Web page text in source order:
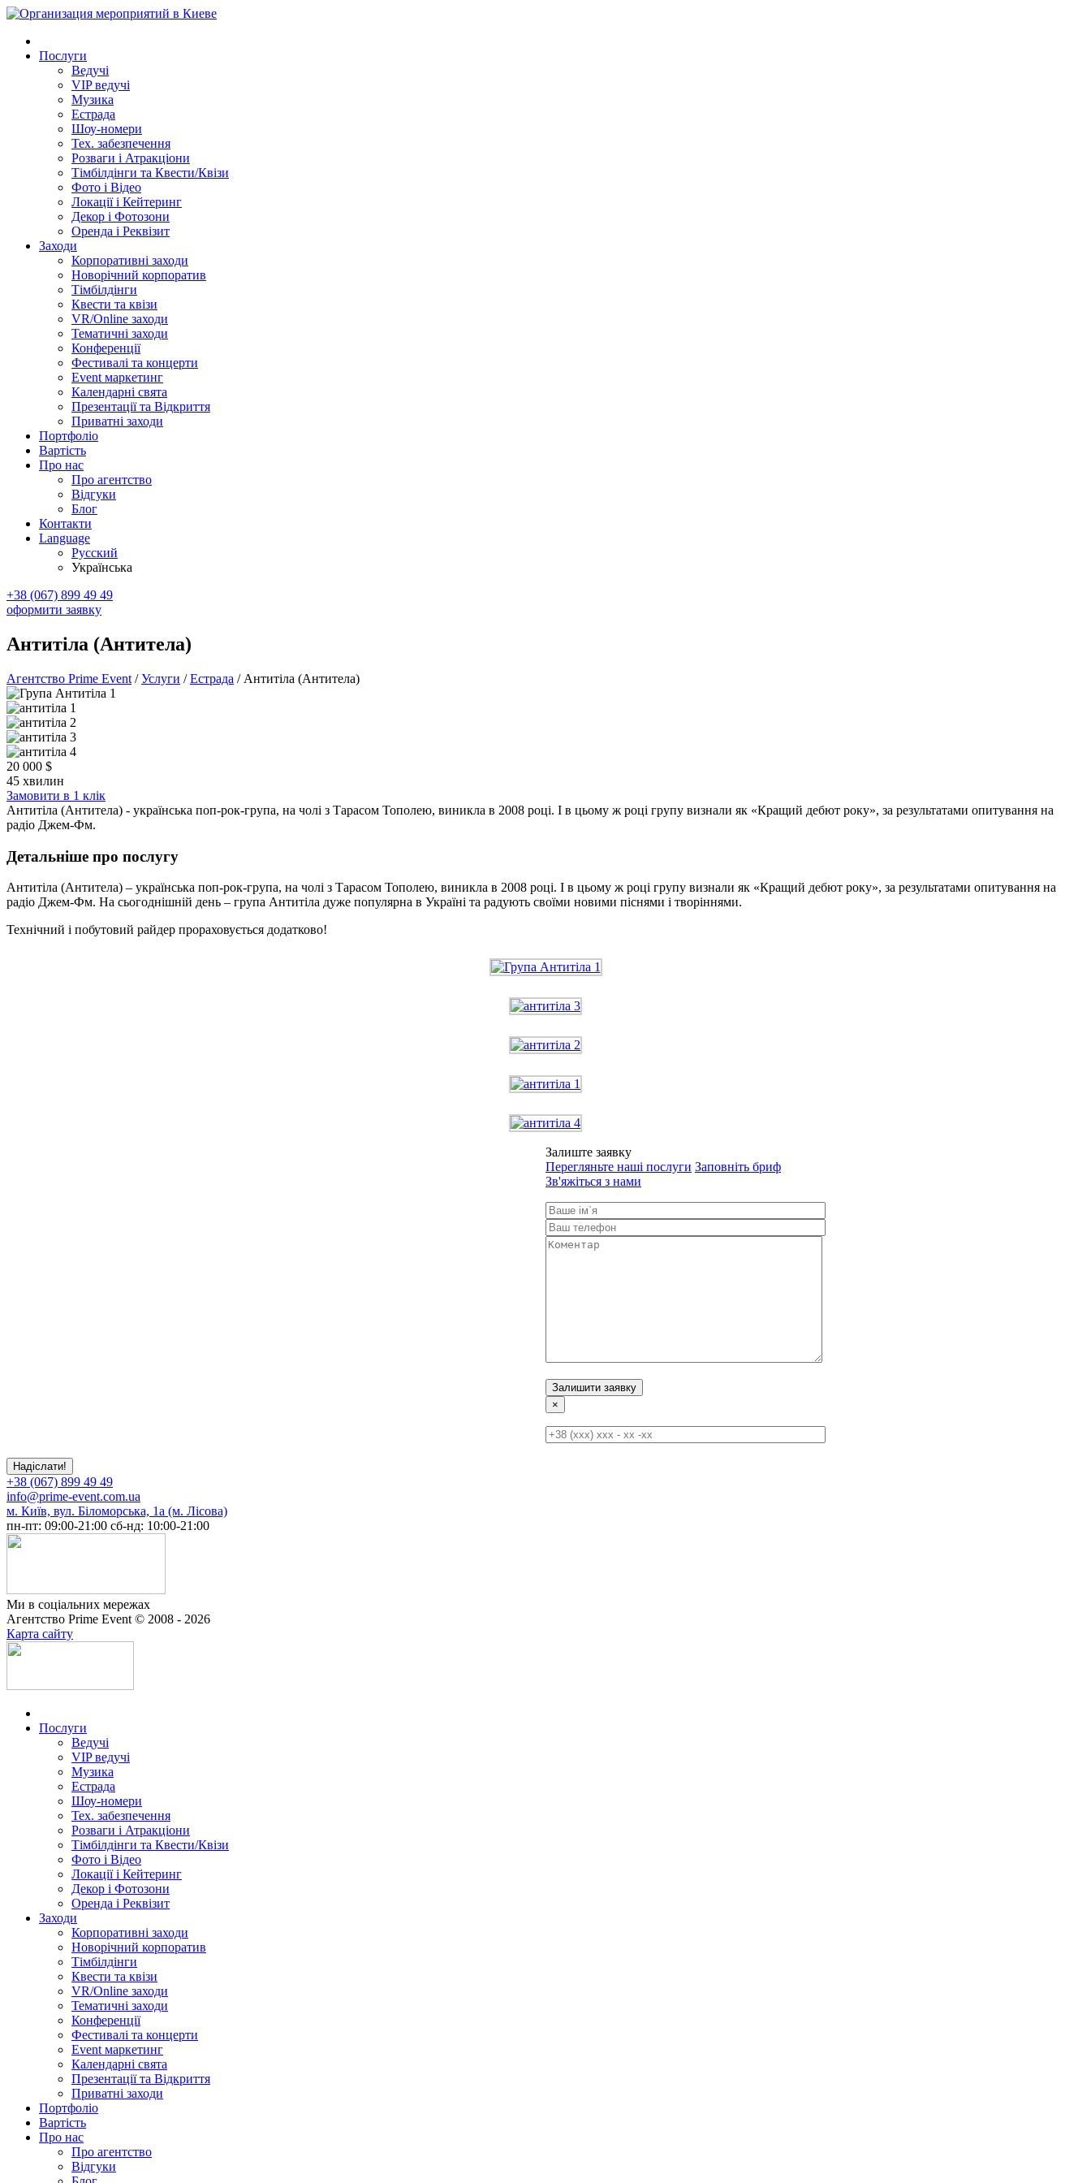
Послуги
Ведучі
VIP ведучі
Музика
Естрада
Шоу-номери
Тех. забезпечення
Розваги і Атракціони
Тімбілдінги та Квести/Квізи
Фото і Відео
Локації і Кейтеринг
Декор і Фотозони
Оренда і Реквізит
Заходи
Корпоративні заходи
Новорічний корпоратив
Тімбілдінги
Квести та квізи
VR/Online заходи
Тематичні заходи
Конференції
Фестивалі та концерти
Event маркетинг
Календарні свята
Презентації та Відкриття
Приватні заходи
Портфоліо
Вартість
Про нас
Про агентство
Відгуки
Блог
Контакти
Language
Русский
Українська
+38 (067) 899 49 49
оформити заявку
Антитіла (Антитела)
Агентство Prime Event /Услуги /Естрада / Антитіла (Антитела)
20 000 $
45 хвилин
Замовити в 1 клік
Антитіла (Антитела) - українська поп-рок-група, на чолі з Тарасом Тополею, виникла в 2008 році. І в цьому ж році групу визнали як «Кращий дебют року», за результатами опитування на
радіо Джем-Фм.
Детальніше про послугу
Антитіла (Антитела) – українська поп-рок-група, на чолі з Тарасом Тополею, виникла в 2008 році. І в цьому ж році групу визнали як «Кращий дебют року», за результатами опитування на
радіо Джем-Фм. На сьогоднішній день – група Антитіла дуже популярна в Україні та радують своїми новими піснями і творіннями.
Технічний і побутовий райдер прораховується додатково!
Залиште заявку
Перегляньте наші послуги Заповніть бриф
Зв'яжіться з нами
×
+38 (067) 899 49 49
info@prime-event.com.ua
м. Київ, вул. Біломорська, 1а (м. Лісова)
пн-пт: 09:00-21:00 сб-нд: 10:00-21:00
Ми в соціальних мережах
Агентство Prime Event © 2008 - 2026
Карта сайту
Послуги
Ведучі
VIP ведучі
Музика
Естрада
Шоу-номери
Тех. забезпечення
Розваги і Атракціони
Тімбілдінги та Квести/Квізи
Фото і Відео
Локації і Кейтеринг
Декор і Фотозони
Оренда і Реквізит
Заходи
Корпоративні заходи
Новорічний корпоратив
Тімбілдінги
Квести та квізи
VR/Online заходи
Тематичні заходи
Конференції
Фестивалі та концерти
Event маркетинг
Календарні свята
Презентації та Відкриття
Приватні заходи
Портфоліо
Вартість
Про нас
Про агентство
Відгуки